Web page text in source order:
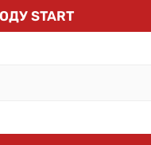
START